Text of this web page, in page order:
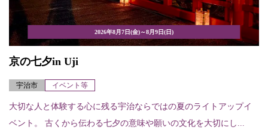
2026年8月7日(金)～8月9日(日)
京の七夕in Uji
宇治市 イベント等
大切な人と体験する心に残る宇治ならではの夏のライトアップイ
ベント。 古くから伝わる七夕の意味や願いの文化を大切にし...